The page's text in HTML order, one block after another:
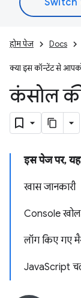
होम पेज Docs
क्या इस कॉन्टेंट से
कंसोल
इस पेज पर, यह
खास जानकारी
Console
लॉग किए गए
JavaScript